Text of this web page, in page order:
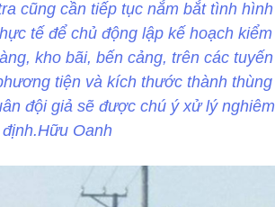
cũng cần tiếp tục nắm bắt tình hình
tế để chủ động lập kế hoạch kiểm
kho bãi, bến cảng, trên các tuyến
tiện và kích thước thành thùng
đội giả sẽ được chú ý xử lý nghiêm
Oanh